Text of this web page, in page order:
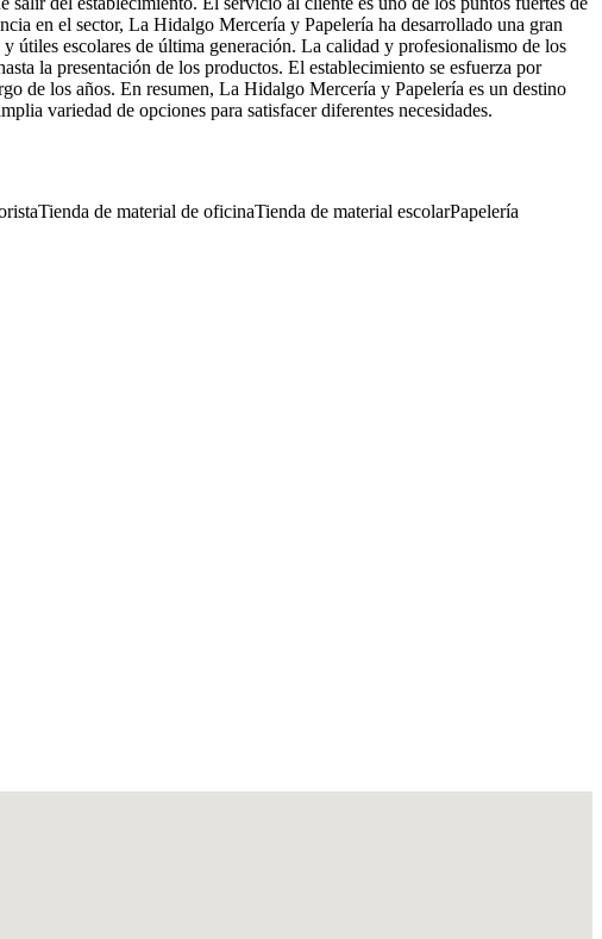
en el sector, La Hidalgo Mercería y Papelería ha desarrollado una gran
útiles escolares de última generación. La calidad y profesionalismo de los
la presentación de los productos. El establecimiento se esfuerza por
de los años. En resumen, La Hidalgo Mercería y Papelería es un destino
variedad de opciones para satisfacer diferentes necesidades.
Tienda de material de oficinaTienda de material escolarPapelería